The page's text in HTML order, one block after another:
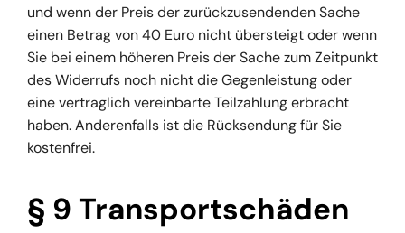
und wenn der Preis der zurückzusendenden Sache
einen Betrag von 40 Euro nicht übersteigt oder wenn
Sie bei einem höheren Preis der Sache zum Zeitpunkt
des Widerrufs noch nicht die Gegenleistung oder
eine vertraglich vereinbarte Teilzahlung erbracht
haben. Anderenfalls ist die Rücksendung für Sie
kostenfrei.
§ 9 Transportschäden